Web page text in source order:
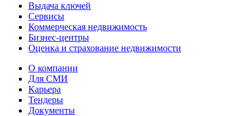
Выдача ключей
Сервисы
Коммерческая недвижимость
Бизнес-центры
Оценка и страхование недвижимости
О компании
Для СМИ
Карьера
Тендеры
Документы